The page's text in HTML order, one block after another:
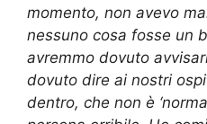
momento, non avevo
nessuno cosa fosse un
avremmo dovuto
dovuto dire ai nostri
dentro, che non è